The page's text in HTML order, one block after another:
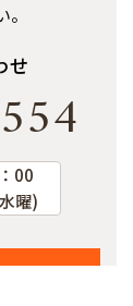
せ
00
曜)